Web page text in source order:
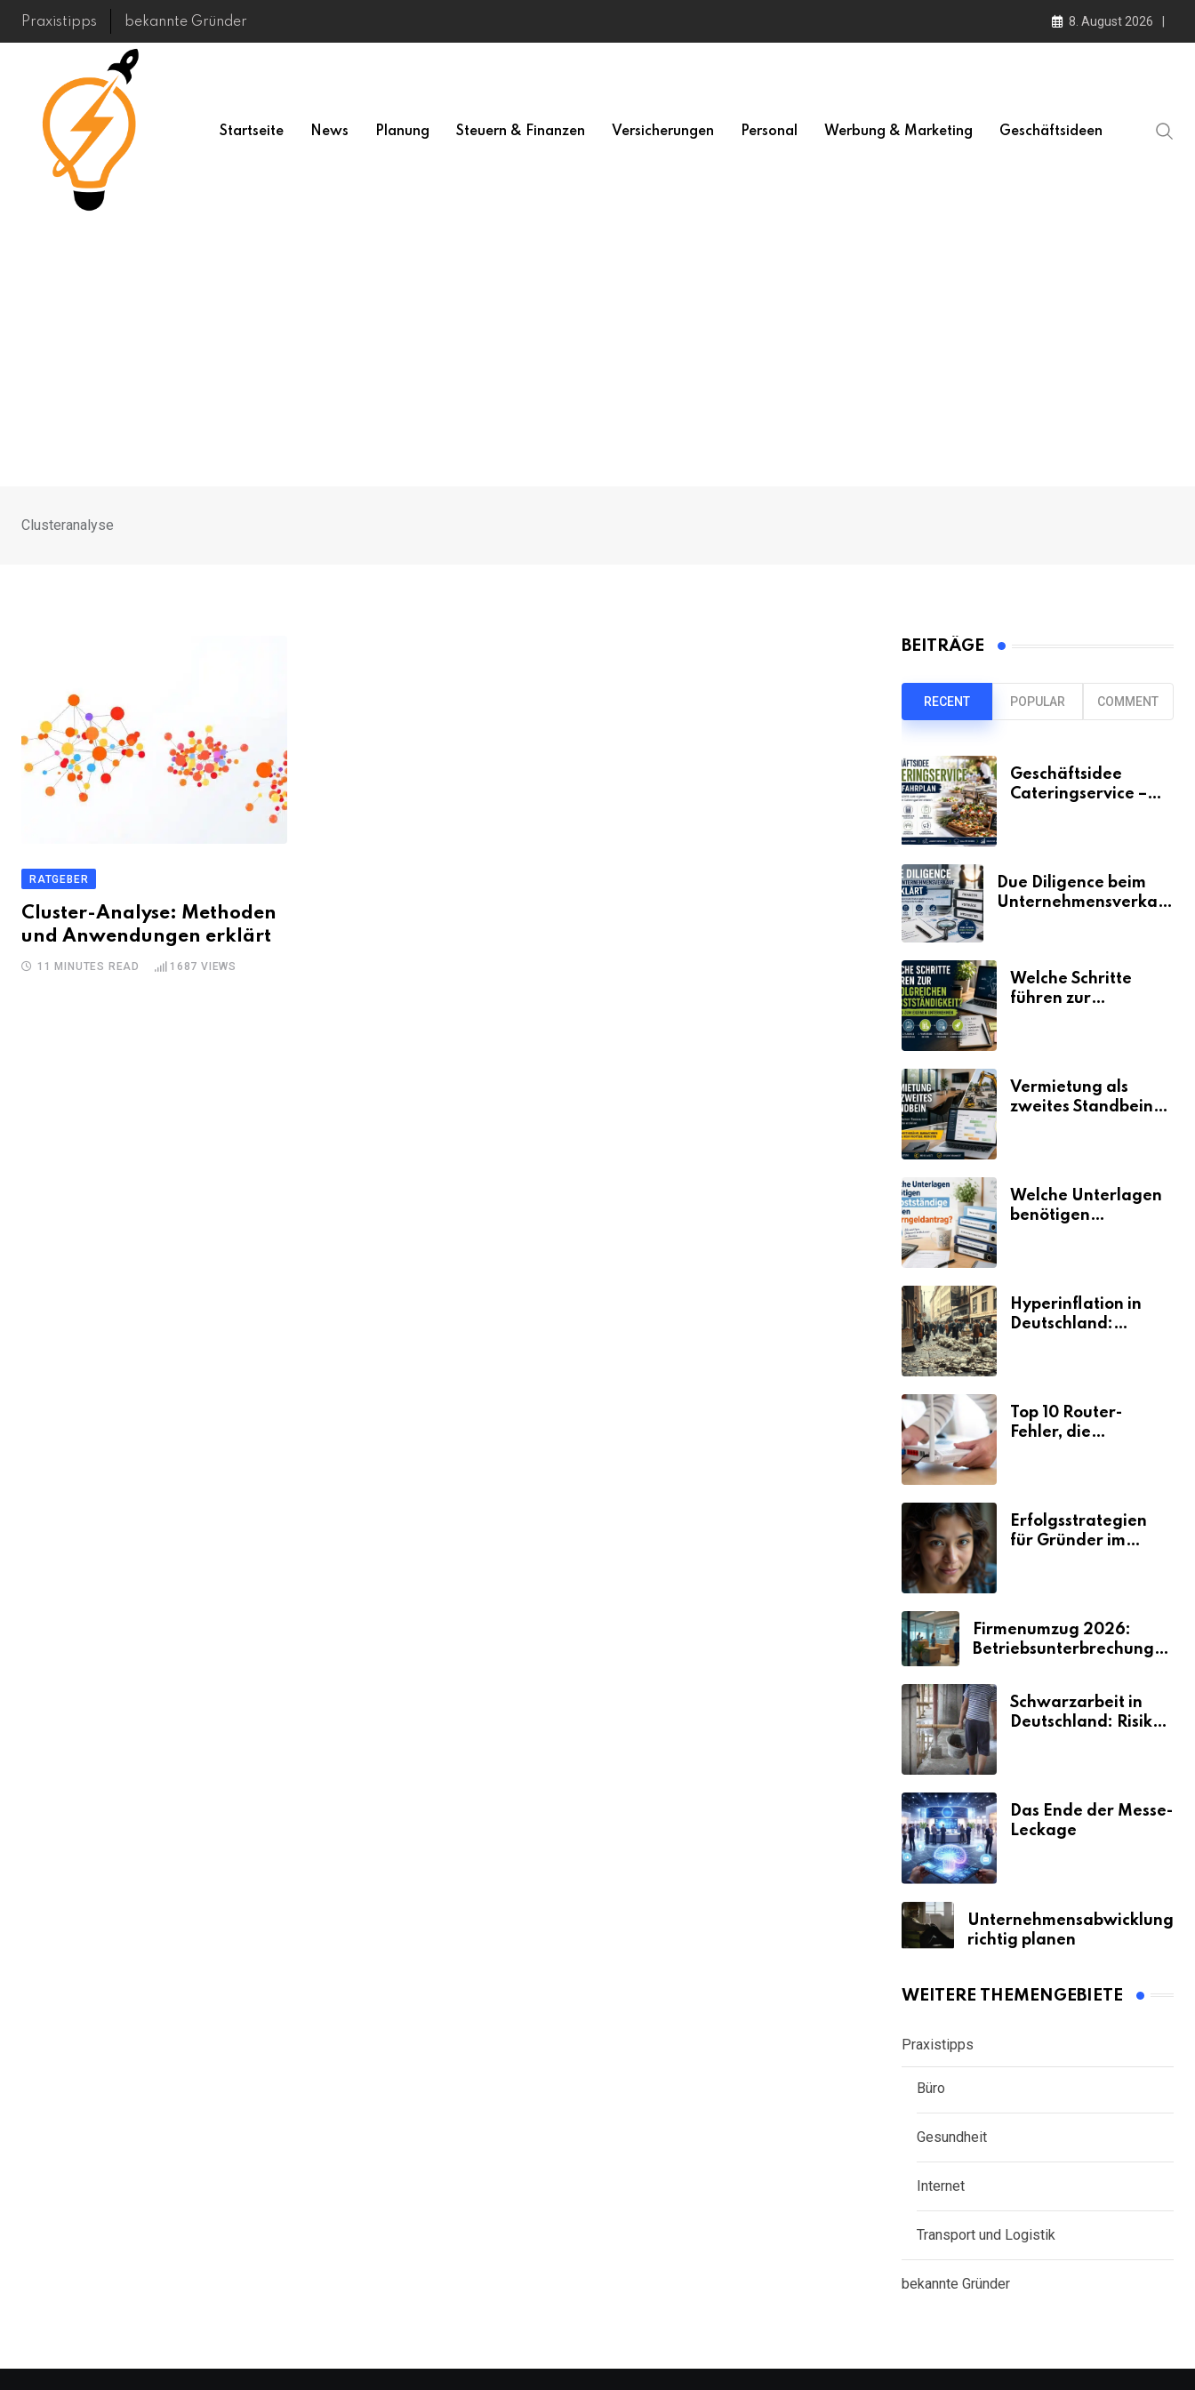
Skip
Praxistipps bekannte Gründer 8. August 2026
Startseite News Planung Steuern & Finanzen Versicherungen Personal Werbung & Marketing Geschäftsideen
Clusteranalyse
RATGEBER
Cluster-Analyse: Methoden
und Anwendungen erklärt
11 MINUTES READ 1687 VIEWS
BEITRÄGE
RECENT POPULAR COMMENT
Geschäftsidee
Cateringservice –
Due Diligence beim
Unternehmensverkauf
Welche Schritte
führen zur
Vermietung als
zweites Standbein:
Umsätze machen
Welche Unterlagen
benötigen
Hyperinflation in
Deutschland:
Top 10 Router-
Fehler, die
Erfolgsstrategien
für Gründer im
Firmenumzug 2026:
Betriebsunterbrechungen
Schwarzarbeit in
Deutschland: Risiken
Das Ende der Messe-
Leckage
Unternehmensabwicklung
richtig planen
WEITERE THEMENGEBIETE
Praxistipps
Büro
Gesundheit
Internet
Transport und Logistik
bekannte Gründer